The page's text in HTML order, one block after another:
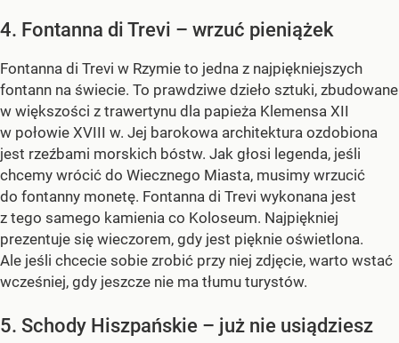
4. Fontanna di Trevi – wrzuć pieniążek
Fontanna di Trevi w Rzymie to jedna z najpiękniejszych
fontann na świecie. To prawdziwe dzieło sztuki, zbudowane
w większości z trawertynu dla papieża Klemensa XII
w połowie XVIII w. Jej barokowa architektura ozdobiona
jest rzeźbami morskich bóstw. Jak głosi legenda, jeśli
chcemy wrócić do Wiecznego Miasta, musimy wrzucić
do fontanny monetę. Fontanna di Trevi wykonana jest
z tego samego kamienia co Koloseum. Najpiękniej
prezentuje się wieczorem, gdy jest pięknie oświetlona.
Ale jeśli chcecie sobie zrobić przy niej zdjęcie, warto wstać
wcześniej, gdy jeszcze nie ma tłumu turystów.
5. Schody Hiszpańskie – już nie usiądziesz